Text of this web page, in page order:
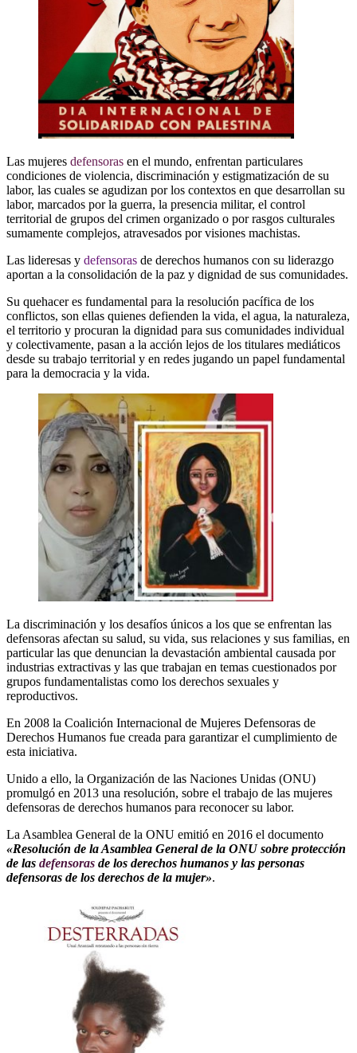
Las mujeres defensoras en el mundo, enfrentan particulares
condiciones de violencia, discriminación y estigmatización de su
labor, las cuales se agudizan por los contextos en que desarrollan su
labor, marcados por la guerra, la presencia militar, el control
territorial de grupos del crimen organizado o por rasgos culturales
sumamente complejos, atravesados por visiones machistas.
Las lideresas y defensoras de derechos humanos con su liderazgo
aportan a la consolidación de la paz y dignidad de sus comunidades.
Su quehacer es fundamental para la resolución pacífica de los
conflictos, son ellas quienes defienden la vida, el agua, la naturaleza,
el territorio y procuran la dignidad para sus comunidades individual
y colectivamente, pasan a la acción lejos de los titulares mediáticos
desde su trabajo territorial y en redes jugando un papel fundamental
para la democracia y la vida.
La discriminación y los desafíos únicos a los que se enfrentan las
defensoras afectan su salud, su vida, sus relaciones y sus familias, en
particular las que denuncian la devastación ambiental causada por
industrias extractivas y las que trabajan en temas cuestionados por
grupos fundamentalistas como los derechos sexuales y
reproductivos.
En 2008 la Coalición Internacional de Mujeres Defensoras de
Derechos Humanos fue creada para garantizar el cumplimiento de
esta iniciativa.
Unido a ello, la Organización de las Naciones Unidas (ONU)
promulgó en 2013 una resolución, sobre el trabajo de las mujeres
defensoras de derechos humanos para reconocer su labor.
La Asamblea General de la ONU emitió en 2016 el documento
«Resolución de la Asamblea General de la ONU sobre protección
de las defensoras de los derechos humanos y las personas
defensoras de los derechos de la mujer».